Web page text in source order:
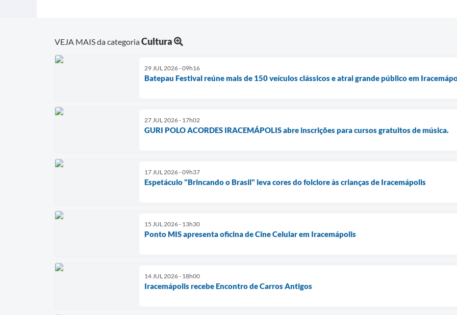
VEJA MAIS da categoriaCultura
29 JUL 2026 - 09h16
Batepau Festival reúne mais de 150 veículos clássicos e atrai grande público em
27 JUL 2026 - 17h02
GURI POLO ACORDES IRACEMÁPOLIS abre inscrições para cursos gratuitos de música.
17 JUL 2026 - 09h37
Espetáculo "Brincando o Brasil" leva cores do folclore às crianças de Iracemápolis
15 JUL 2026 - 13h30
Ponto MIS apresenta oficina de Cine Celular em Iracemápolis
14 JUL 2026 - 18h00
Iracemápolis recebe Encontro de Carros Antigos